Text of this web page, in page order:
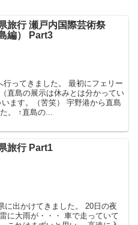
旅行 瀬戸内国際芸術祭
編） Part3
ってきました。 最初にフェリー
直島の展示は休みとは分かってい
ます。（苦笑） 宇野港から直島
。 ↑直島の...
旅行 Part1
に出かけてきました。 20日の夜
に大雨が・・・ 車で走っていて